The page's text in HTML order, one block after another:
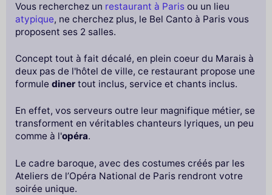
Vous recherchez un restaurant à Paris ou un lieu
atypique, ne cherchez plus, le Bel Canto à Paris vous
proposent ses 2 salles.
Concept tout à fait décalé, en plein coeur du Marais à
deux pas de l'hôtel de ville, ce restaurant propose une
formule diner tout inclus, service et chants inclus.
En effet, vos serveurs outre leur magnifique métier, se
transforment en véritables chanteurs lyriques, un peu
comme à l'opéra.
Le cadre baroque, avec des costumes créés par les
Ateliers de l’Opéra National de Paris rendront votre
soirée unique.